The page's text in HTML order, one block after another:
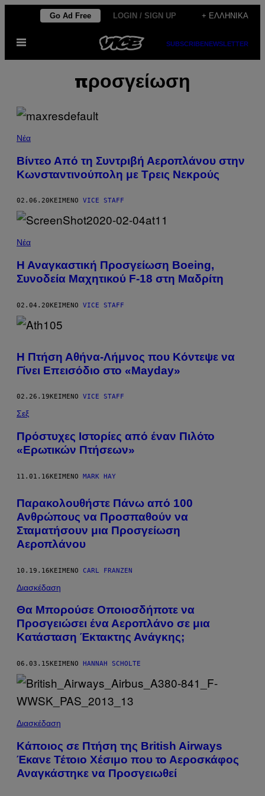
Μετάβαση
περιεχόμενο
Go Ad Free LOGIN / SIGN UP + ΕΛΛΗΝΙΚΆ
Ανοίξτε
μενού
SUBSCRIBENEWSLETTER
προσγείωση
Νέα
Βίντεο Από τη Συντριβή Αεροπλάνου στην
Κωνσταντινούπολη με Τρεις Νεκρούς
02.06.20 ΚΕΊΜΕΝΟ VICE STAFF
Νέα
Η Αναγκαστική Προσγείωση Boeing,
Συνοδεία Μαχητικού F-18 στη Μαδρίτη
02.04.20ΚΕΊΜΕΝΟ VICE STAFF
Η Πτήση Αθήνα-Λήμνος που Κόντεψε να
Γίνει Επεισόδιο στο «Mayday»
02.26.19 ΚΕΊΜΕΝΟ VICE STAFF
Σεξ
Πρόστυχες Ιστορίες από έναν Πιλότο
«Ερωτικών Πτήσεων»
11.01.16ΚΕΊΜΕΝΟ MARK HAY
Παρακολουθήστε Πάνω από 100
Ανθρώπους να Προσπαθούν να
Σταματήσουν μια Προσγείωση
Αεροπλάνου
10.19.16ΚΕΊΜΕΝΟ CARL FRANZEN
Διασκέδαση
Θα Μπορούσε Οποιοσδήποτε να
Προσγειώσει ένα Αεροπλάνο σε μια
Κατάσταση Έκτακτης Ανάγκης;
06.03.15 ΚΕΊΜΕΝΟ HANNAH SCHOLTE
Διασκέδαση
Κάποιος σε Πτήση της British Airways
Έκανε Τέτοιο Χέσιμο που το Αεροσκάφος
Αναγκάστηκε να Προσγειωθεί